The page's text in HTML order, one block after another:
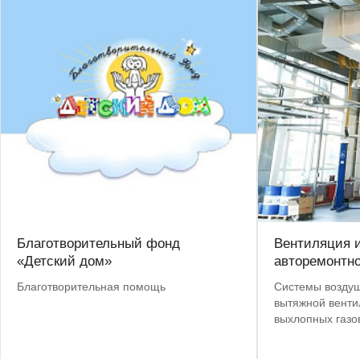
Благотворительный фонд
«Детский дом»
Благотворительная помощь
Вентиляция
Системы
вытяжной
выхлопных